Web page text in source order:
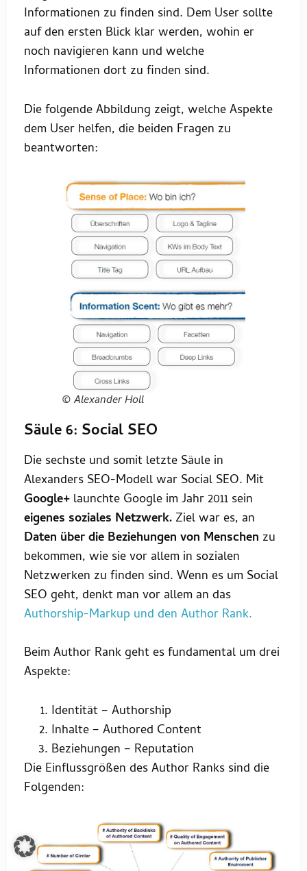
Informationen zu finden sind. Dem User sollte
auf den ersten Blick klar werden, wohin er
noch navigieren kann und welche
Informationen dort zu finden sind.
Die folgende Abbildung zeigt, welche Aspekte
dem User helfen, die beiden Fragen zu
beantworten:
© Alexander Holl
Säule 6: Social SEO
Die sechste und somit letzte Säule in
Alexanders SEO-Modell war Social SEO. Mit
Google+ launchte Google im Jahr 2011 sein
eigenes soziales Netzwerk.Ziel war es, an
Daten über die Beziehungen von Menschen zu
bekommen, wie sie vor allem in sozialen
Netzwerken zu finden sind. Wenn es um Social
SEO geht, denkt man vor allem an das
Authorship-Markup und den Author Rank.
Beim Author Rank geht es fundamental um drei
Aspekte:
Identität – Authorship
Inhalte – Authored Content
Beziehungen – Reputation
Die Einflussgrößen des Author Ranks sind die
Folgenden: